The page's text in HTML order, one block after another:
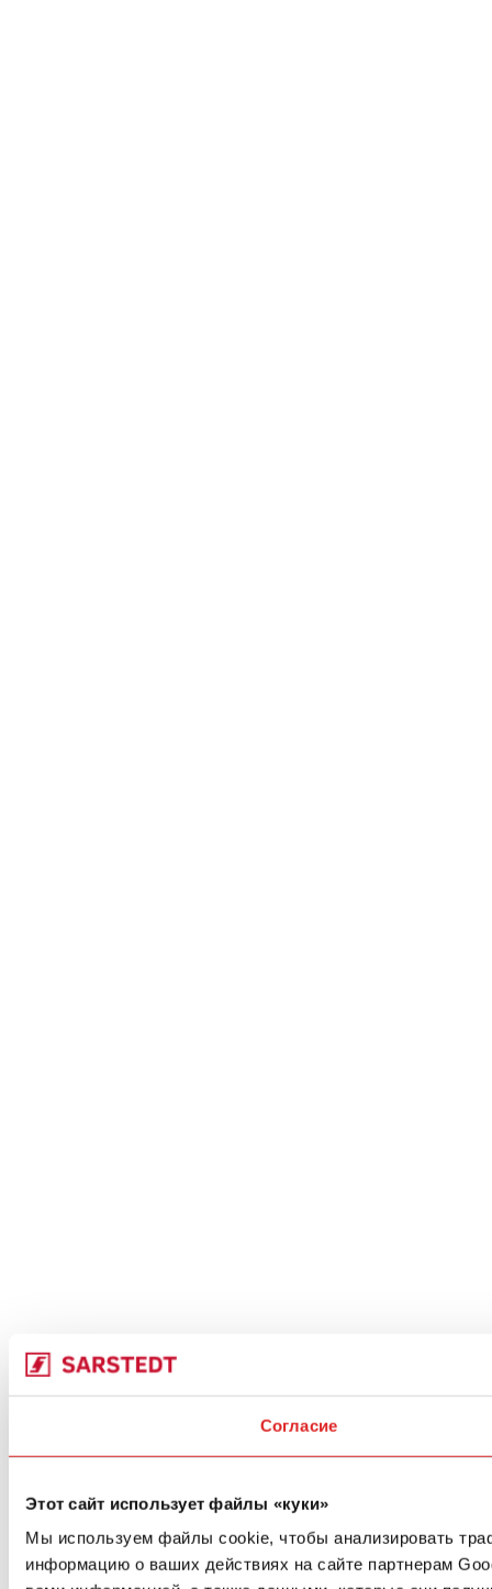
Согласие
Этот сайт использует файлы «куки»
Мы используем файлы cookie, чтобы анализировать
информацию о ваших действиях на сайте партнерам